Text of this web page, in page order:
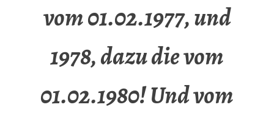
vom 01.02.1977, und
1978, dazu die vom
01.02.1980! Und vom